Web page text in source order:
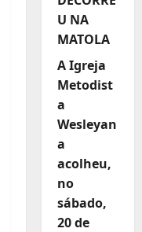
U NA
MATOLA
A Igreja
Metodist
a
Wesleyan
a
acolheu,
no
sábado,
20 de